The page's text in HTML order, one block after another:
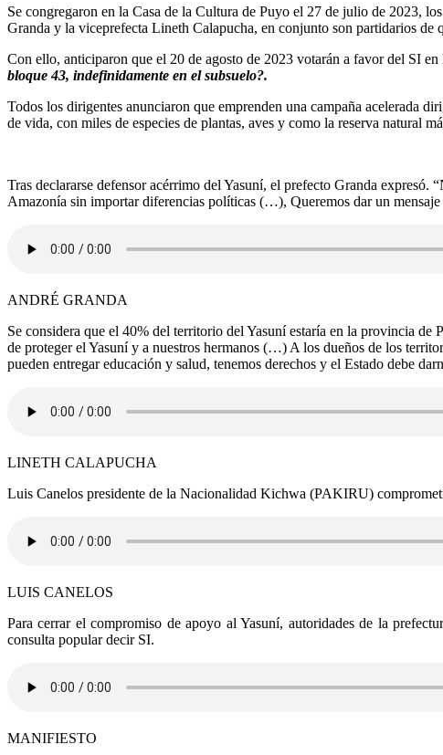
Se congregaron en la Casa de la Cultura de Puyo el 27 de julio de 2023,
Granda y la viceprefecta Lineth Calapucha, en conjunto son partidarios de
Con ello, anticiparon que el 20 de agosto de 2023 votarán a favor del SI
bloque 43, indefinidamente en el subsuelo?.
Todos los dirigentes anunciaron que emprenden una campaña acelerada
de vida, con miles de especies de plantas, aves y como la reserva natural
Tras declararse defensor acérrimo del Yasuní, el prefecto Granda
Amazonía sin importar diferencias políticas (…), Queremos dar un
ANDRÉ GRANDA
Se considera que el 40% del territorio del Yasuní estaría en la provincia
de proteger el Yasuní y a nuestros hermanos (…) A los dueños de los
pueden entregar educación y salud, tenemos derechos y el Estado debe
LINETH CALAPUCHA
Luis Canelos presidente de la Nacionalidad Kichwa (PAKIRU)
LUIS CANELOS
Para cerrar el compromiso de apoyo al Yasuní, autoridades de la
consulta popular decir SI.
MANIFIESTO